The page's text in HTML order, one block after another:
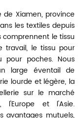
de Xiamen, province
les textiles depuis
comprennent le tissu
travail, le tissu pour
poches. Nous
large éventail de
lourde et légère, la
sur le marché
l'Europe et l'Asie.
avantages mutuels,